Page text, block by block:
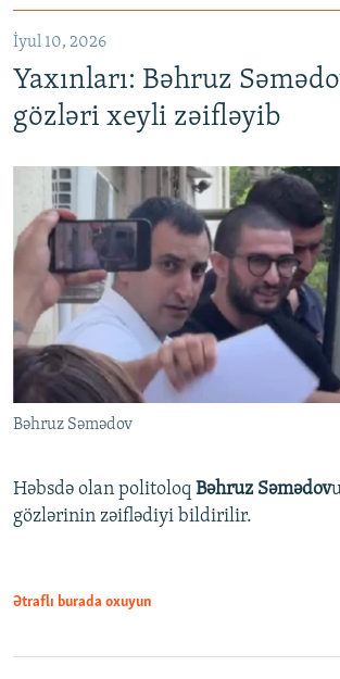
İyul 10, 2026
Yaxınları: Bəhruz
gözləri xeyli zəifləyib
Bəhruz Səmədov
Həbsdə olan politoloq Bəhruz Səmədov
gözlərinin zəiflədiyi bildirilir.
Ətraflı burada oxuyun